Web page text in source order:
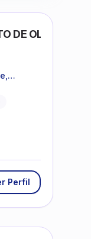
DE OLIVEIRA
Perfil